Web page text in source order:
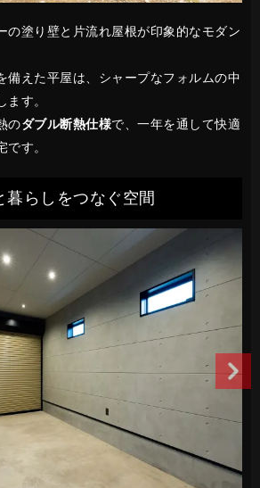
の塗り壁と片流れ屋根が印象的なモダン
備えた平屋は、シャープなフォルムの中
ます。
のダブル断熱仕様で、一年を通して快適
です。
暮らしをつなぐ空間